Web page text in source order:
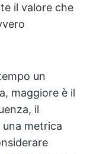
il valore che
un
maggiore è il
il
metrica